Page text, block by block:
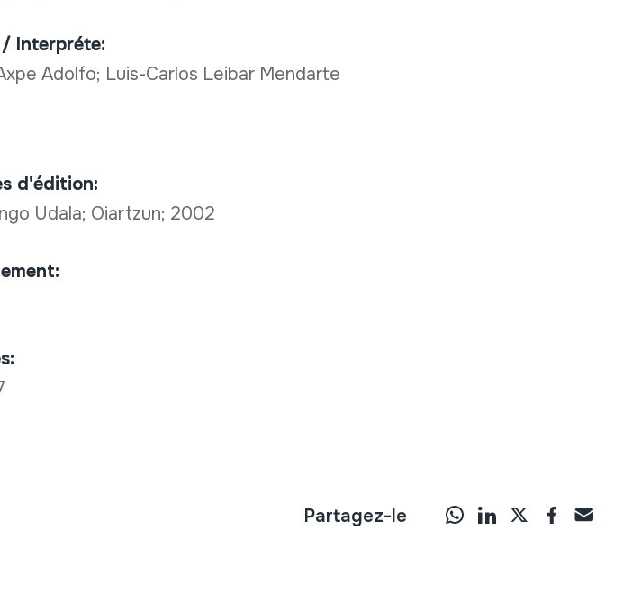
Interpréte:
Adolfo; Luis-Carlos Leibar Mendarte
d'édition:
Udala; Oiartzun; 2002
Partagez-le